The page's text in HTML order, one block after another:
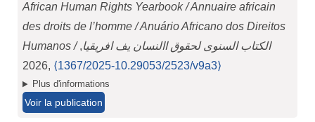
African Human Rights Yearbook / Annuaire africain
des droits de l’homme / Anuário Africano dos Direitos
Humanos / الكتاب السنوى لحقوق االنسان يف افريقيا,
2026,
⟨10.29053/2523-1367/2025/v9a3⟩
Plus d'informations
Voir la publication